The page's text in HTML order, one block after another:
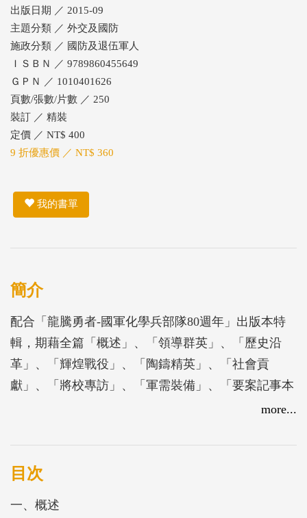
出版日期 ／ 2015-09
主題分類 ／ 外交及國防
施政分類 ／ 國防及退伍軍人
ＩＳＢＮ ／ 9789860455649
ＧＰＮ ／ 1010401626
頁數/張數/片數 ／ 250
裝訂 ／ 精裝
定價 ／ NT$ 400
9 折優惠價 ／ NT$ 360
我的書單
簡介
配合「龍騰勇者-國軍化學兵部隊80週年」出版本特
輯，期藉全篇「概述」、「領導群英」、「歷史沿
革」、「輝煌戰役」、「陶鑄精英」、「社會貢
獻」、「將校專訪」、「軍需裝備」、「要案記事本
末」、「大事紀要」、「活動紀實」及「花崗美景」
及輝煌歷史，薪傳先進先賢的豐功偉績，並砥礪後輩
勤訓精練與保國衛民之職志，兼補化學兵史料之不
more...
目次
一、概述